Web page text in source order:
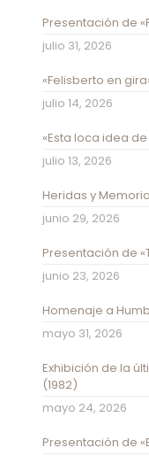
Presentación de
julio 31, 2026
«Felisberto en
julio 14, 2026
«Esta loca idea
julio 13, 2026
Heridas y Memoria
junio 29, 2026
Presentación de
junio 23, 2026
Homenaje a
mayo 31, 2026
Exhibición de la
(1982)
mayo 24, 2026
Presentación de